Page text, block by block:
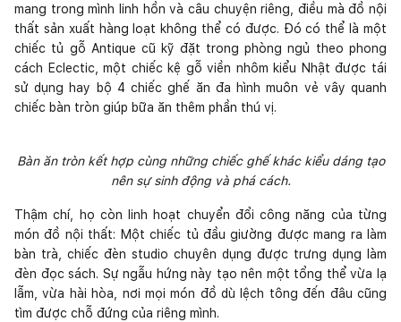
mang trong mình linh hồn và câu chuyện riêng, điều mà đồ nội
thất sản xuất hàng loạt không thể có được. Đó có thể là một
chiếc tủ gỗ Antique cũ kỹ đặt trong phòng ngủ theo phong
cách Eclectic, một chiếc kệ gỗ viền nhôm kiểu Nhật được tái
sử dụng hay bộ 4 chiếc ghế ăn đa hình muôn vẻ vây quanh
chiếc bàn tròn giúp bữa ăn thêm phần thú vị.
Bàn ăn tròn kết hợp cùng những chiếc ghế khác kiểu dáng tạo
nên sự sinh động và phá cách.
Thậm chí, họ còn linh hoạt chuyển đổi công năng của từng
món đồ nội thất: Một chiếc tủ đầu giường được mang ra làm
bàn trà, chiếc đèn studio chuyên dụng được trưng dụng làm
đèn đọc sách. Sự ngẫu hứng này tạo nên một tổng thể vừa lạ
lẫm, vừa hài hòa, nơi mọi món đồ dù lệch tông đến đâu cũng
tìm được chỗ đứng của riêng mình.